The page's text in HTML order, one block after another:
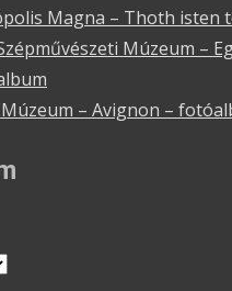
Magna – Thoth isten
Múzeum –
– Avignon –